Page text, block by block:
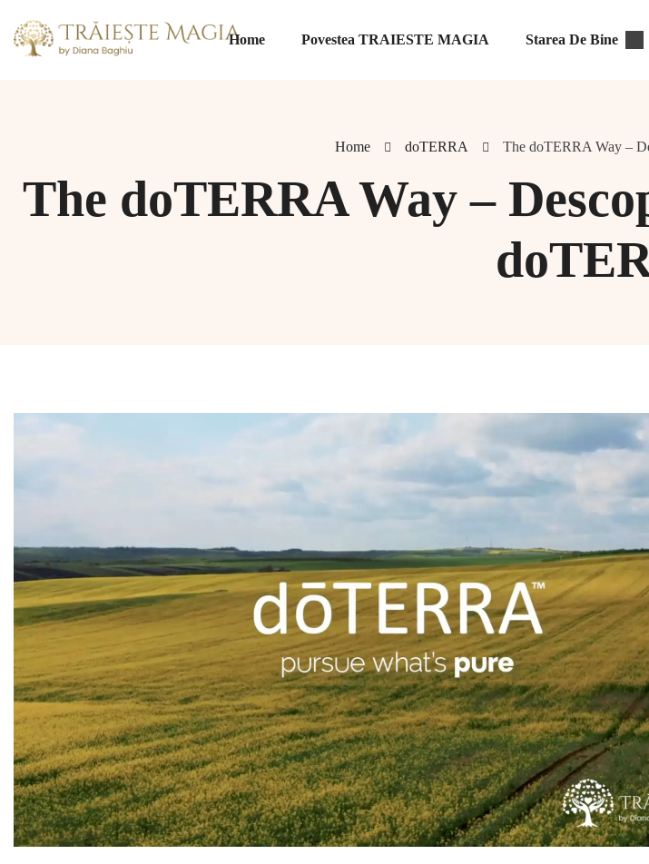
Home Povestea TRAIESTE MAGIA Starea De Bine
Home doTERRA The doTERRA Way –
The doTERRA Way –